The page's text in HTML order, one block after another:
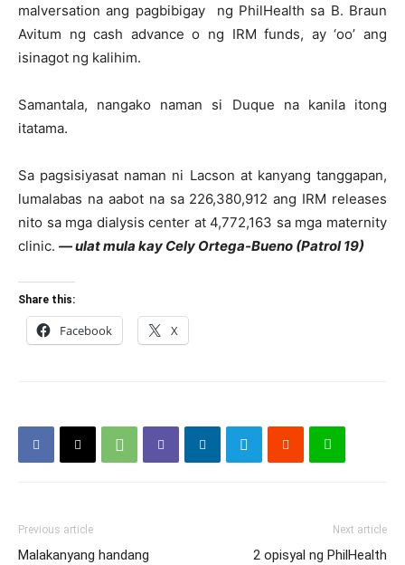
malversation ang pagbibigay ng PhilHealth sa B. Braun
Avitum ng cash advance o ng IRM funds, ay ‘oo’ ang
isinagot ng kalihim.
Samantala, nangako naman si Duque na kanila itong
itatama.
Sa pagsisiyasat naman ni Lacson at kanyang tanggapan,
lumalabas na aabot na sa 226,380,912 ang IRM releases
nito sa mga dialysis center at 4,772,163 sa mga maternity
clinic. — ulat mula kay Cely Ortega-Bueno (Patrol 19)
Share this:
Facebook X
Previous article
Malakanyang handang
Next article
2 opisyal ng PhilHealth